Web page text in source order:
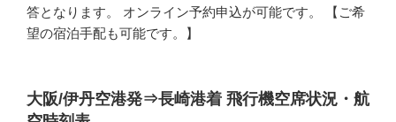
答となります。 オンライン予約申込が可能です。 【ご希
望の宿泊手配も可能です。】
大阪/伊丹空港発⇒長崎港着 飛行機空席状況・航